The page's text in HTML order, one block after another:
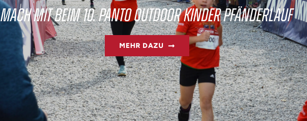
MACH MIT BEIM 10. PANTO OUTDOOR KINDER PFÄNDERLAUF
MEHR DAZU